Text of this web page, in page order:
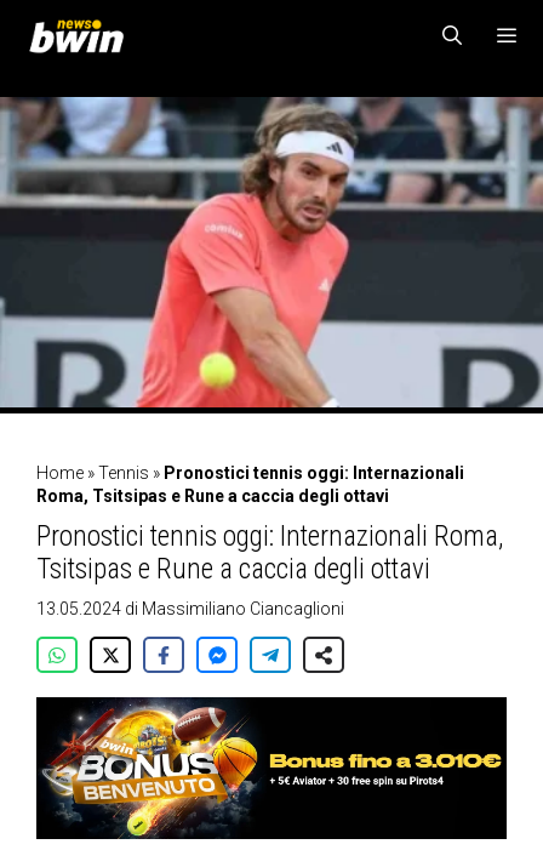
contenuto
MENU
Home »Tennis » Pronostici tennis oggi: Internazionali
Roma, Tsitsipas e Rune a caccia degli ottavi
Pronostici tennis oggi: Internazionali Roma,
Tsitsipas e Rune a caccia degli ottavi
13.05.2024 di Massimiliano Ciancaglioni